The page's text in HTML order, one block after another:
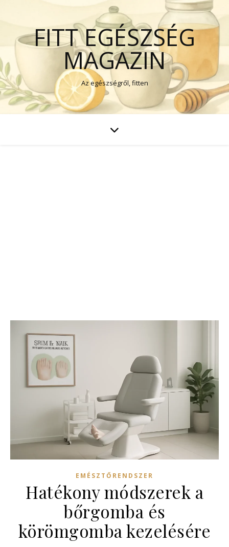
FITT EGÉSZSÉG
MAGAZIN
Az egészségről, fitten
EMÉSZTŐRENDSZER
Hatékony módszerek a
bőrgomba és
körömgomba kezelésére